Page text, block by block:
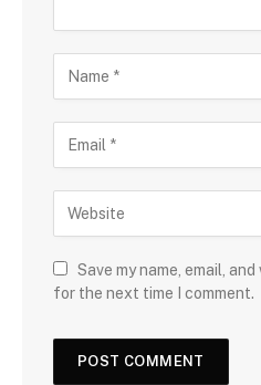
Save my name, email,
for the next time I comment.